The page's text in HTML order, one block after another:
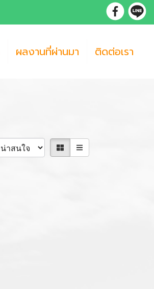
ผลงานที่ผ่านมา ติดต่อเรา